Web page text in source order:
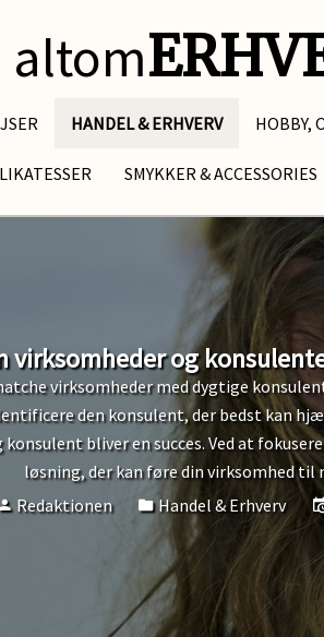
altom
HANDEL & ERHVERV HOBBY,
SMYKKER & ACCESSORIES
og
virksomheder med dygtige
den konsulent, der bedst kan
bliver en succes. Ved at
løsning, der kan føre din virksomhed til
Redaktionen
Handel & Erhverv